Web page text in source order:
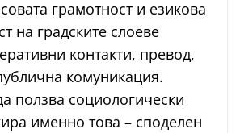
грамотност и езикова
на градските слоеве
контакти, превод,
комуникация.
ползва социологически
именно това – споделен